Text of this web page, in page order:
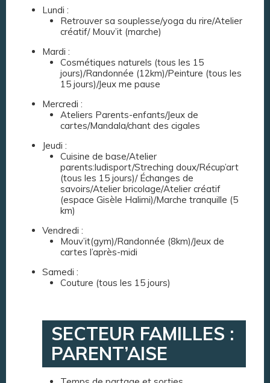
Lundi :
Retrouver sa souplesse/yoga du rire/Atelier
créatif/ Mouv’it (marche)
Mardi :
Cosmétiques naturels (tous les 15
jours)/Randonnée (12km)/Peinture (tous les
15 jours)/Jeux me pause
Mercredi :
Ateliers Parents-enfants/Jeux de
cartes/Mandala/chant des cigales
Jeudi :
Cuisine de base/Atelier
parents:ludisport/Streching doux/Récup’art
(tous les 15 jours)/ Échanges de
savoirs/Atelier bricolage/Atelier créatif
(espace Gisèle Halimi)/Marche tranquille (5
km)
Vendredi :
Mouv’it(gym)/Randonnée (8km)/Jeux de
cartes l’après-midi
Samedi :
Couture (tous les 15 jours)
SECTEUR FAMILLES :
PARENT’AISE